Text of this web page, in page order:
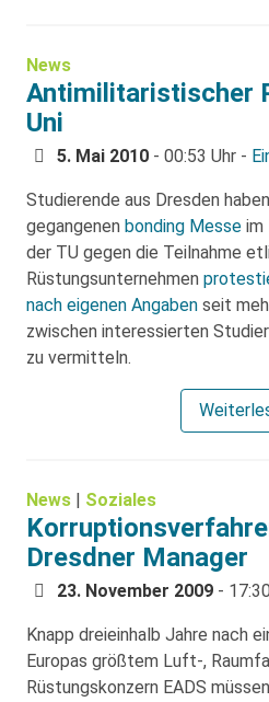
News
Antimilitaristischer
Uni
5. Mai 2010 - 00:53 Uhr -
Studierende aus Dresden
gegangenen bonding Messe im
der TU gegen die Teilnahme
Rüstungsunternehmen
nach eigenen Angaben seit
zwischen interessierten
zu vermitteln.
News | Soziales
Dresdner Manager
23. November 2009 -
Knapp dreieinhalb Jahre nach
Europas größtem Luft-,
Rüstungskonzern EADS